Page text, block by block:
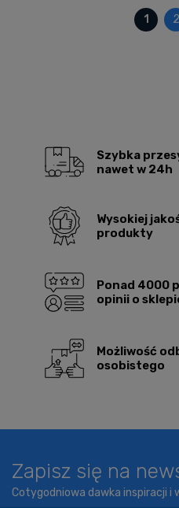
1 2
Szybka
nawet w 24h
Wysokiej
produkty
Ponad 4000
opinii o
Możliwość
osobistego
Zapisz się na
Cotygodniowa dawka inspiracji i